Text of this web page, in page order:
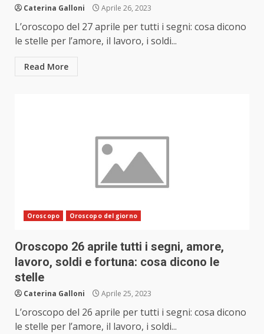
Caterina Galloni Aprile 26, 2023
L’oroscopo del 27 aprile per tutti i segni: cosa dicono
le stelle per l’amore, il lavoro, i soldi...
Read More
Oroscopo Oroscopo del giorno
Oroscopo 26 aprile tutti i segni, amore,
lavoro, soldi e fortuna: cosa dicono le
stelle
Caterina Galloni Aprile 25, 2023
L’oroscopo del 26 aprile per tutti i segni: cosa dicono
le stelle per l’amore, il lavoro, i soldi...